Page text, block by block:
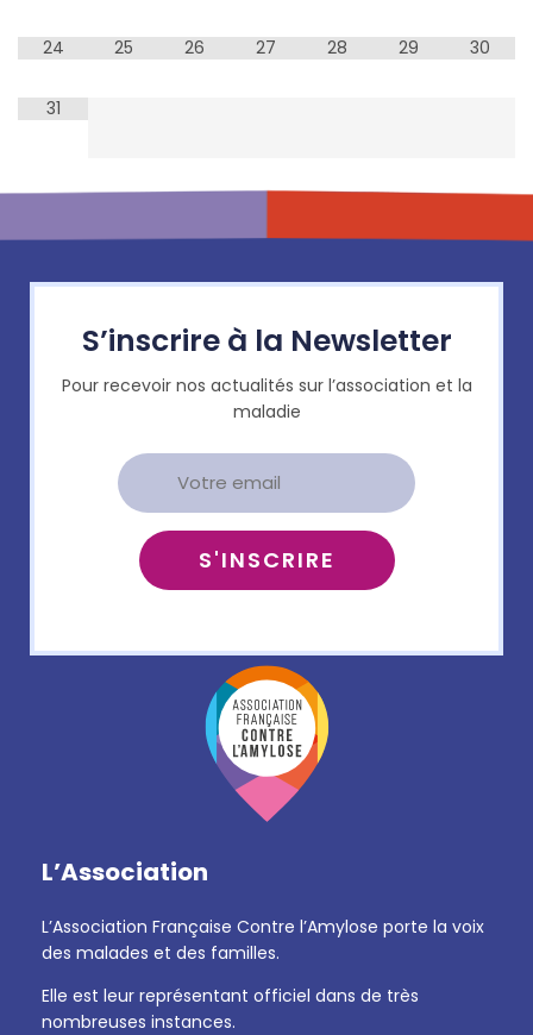
24 25 26 27 28 29 30
31
S’inscrire à la Newsletter
Pour recevoir nos actualités sur l’association et la
maladie
L’Association
L’Association Française Contre l’Amylose porte la voix
des malades et des familles.
Elle est leur représentant officiel dans de très
nombreuses instances.